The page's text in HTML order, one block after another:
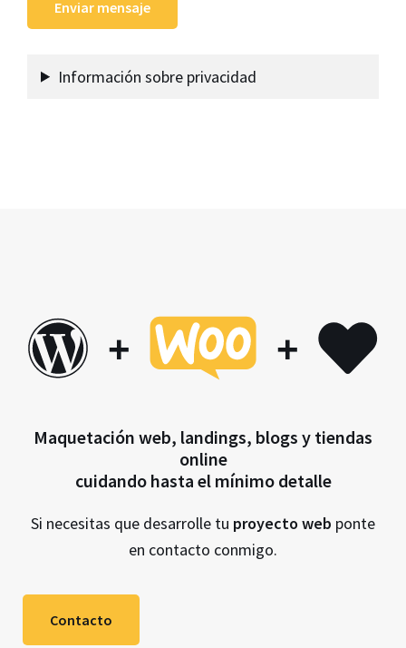
Información sobre privacidad
+ +
Maquetación web, landings, blogs y tiendas
online
cuidando hasta el mínimo detalle
Si necesitas que desarrolle tu proyecto web ponte
en contacto conmigo.
Contacto